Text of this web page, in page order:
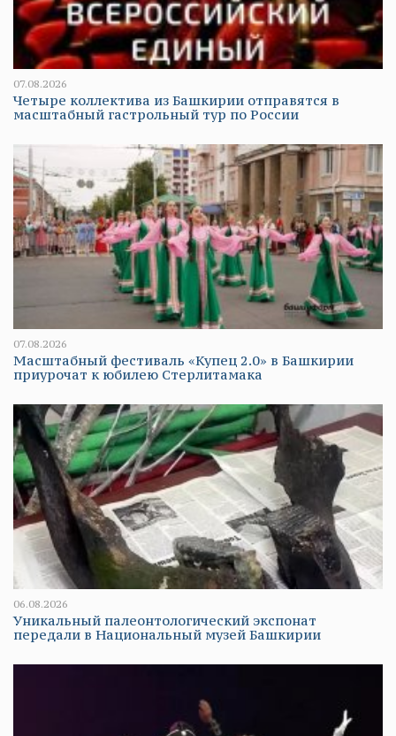
07.08.2026
Четыре коллектива из Башкирии отправятся в
масштабный гастрольный тур по России
07.08.2026
Масштабный фестиваль «Купец 2.0» в Башкирии
приурочат к юбилею Стерлитамака
06.08.2026
Уникальный палеонтологический экспонат
передали в Национальный музей Башкирии